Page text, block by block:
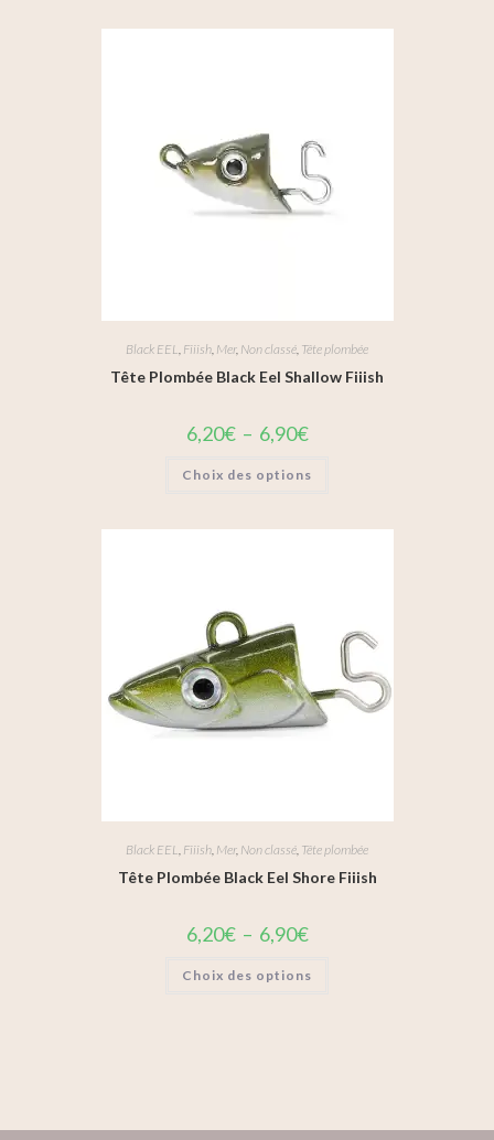
Black EEL Fiiish Mer, Non classé Tête plombée
Tête Plombée Black Eel Shallow Fiiish
6,20€ – 6,90€
Choix des options
Black EEL, Fiiish, Mer, Non classé, Tête plombée
Tête Plombée Black Eel Shore Fiiish
6,20€ – 6,90€
Choix des options